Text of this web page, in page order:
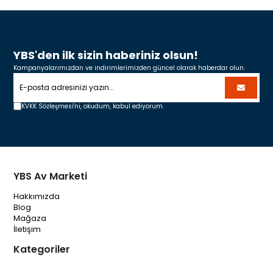
YBS'den ilk sizin haberiniz olsun!
Kampanyalarımızdan ve indirimlerimizden güncel olarak haberdar olun.
KVKK Sözleşmesi'ni, okudum, kabul ediyorum.
YBS Av Marketi
Hakkımızda
Blog
Mağaza
İletişim
Kategoriler